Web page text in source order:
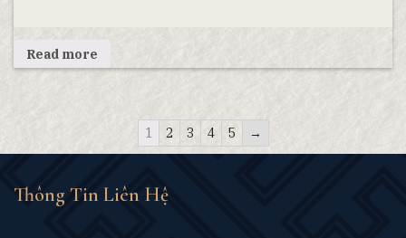
Read more
1 2 3 4 5 →
Thông Tin Liên Hệ